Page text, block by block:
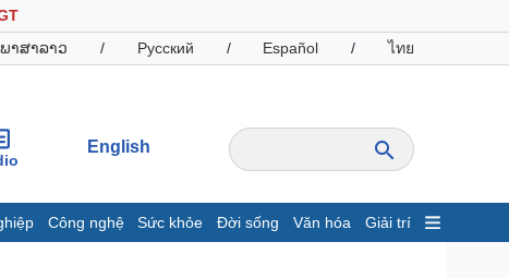
ພາສາລາວ / Русский / Español / ไทย
English
Công nghệ Sức khỏe Đời sống Văn hóa Giải trí